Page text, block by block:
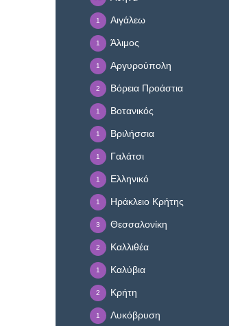
Αιγάλεω
1
Άλιμος
1
Αργυρούπολη
1
Βόρεια Προάστια
2
Βοτανικός
1
Βριλήσσια
1
Γαλάτσι
1
Ελληνικό
1
Ηράκλειο Κρήτης
1
Θεσσαλονίκη
3
Καλλιθέα
2
Καλύβια
1
Κρήτη
2
Λυκόβρυση
1